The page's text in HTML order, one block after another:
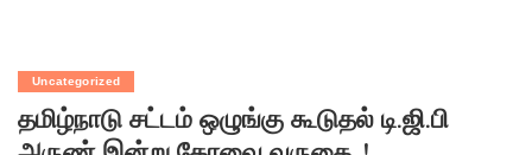
Uncategorized
தமிழ்நாடு சட்டம் ஒழுங்கு கூடுதல் டி.ஜி.பி